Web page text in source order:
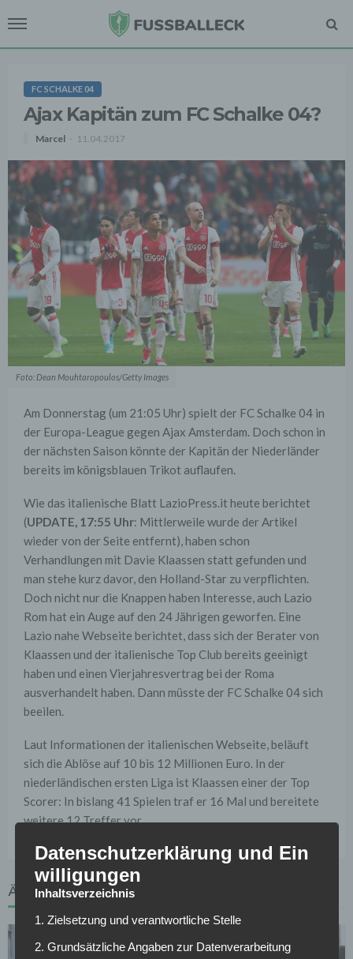
FC SCHALKE 04
Ajax Kapitän zum FC Schalke 04?
Marcel 11.04.2017
Foto: Dean Mouhtaropoulos/Getty Images
Am Donnerstag (um 21:05 Uhr) spielt der FC Schalke 04 in
der Europa-League gegen Ajax Amsterdam. Doch schon in
der nächsten Saison könnte der Kapitän der Niederländer
bereits im königsblauen Trikot auflaufen.
Wie das italienische Blatt LazioPress.it heute berichtet
(UPDATE, 17:55 Uhr: Mittlerweile wurde der Artikel
wieder von der Seite entfernt), haben schon
Verhandlungen mit Davie Klaassen statt gefunden und
man stehe kurz davor, den Holland-Star zu verpflichten.
Doch nicht nur die Knappen haben Interesse, auch Lazio
Rom hat ein Auge auf den 24 Jährigen geworfen. Eine
Lazio nahe Webseite berichtet, dass sich der Berater von
Klaassen und der italienische Top Club bereits geeinigt
haben und einen Vierjahresvertrag bei der Roma
ausverhandelt haben. Dann müsste der FC Schalke 04 sich
beeilen.
Laut Informationen der italienischen Webseite, beläuft
sich die Ablöse auf 10 bis 12 Millionen Euro. In der
niederländischen ersten Liga ist Klaassen einer der Top
Scorer: In bislang 41 Spielen traf er 16 Mal und bereitete
weitere 12 Treffer vor.
ÄHNLICHE ARTIKEL
Datenschutzerklärung und Ein
willigungen
Inhaltsverzeichnis
1. Zielsetzung und verantwortliche Stelle
2. Grundsätzliche Angaben zur Datenverarbeitung